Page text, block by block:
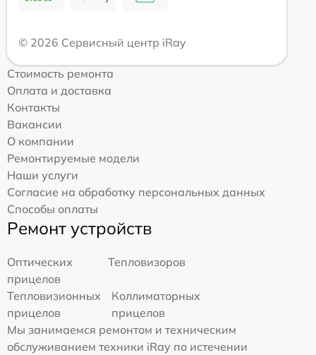
© 2026 Сервисный центр iRay
Стоимость ремонта
Оплата и доставка
Контакты
Вакансии
О компании
Ремонтируемые модели
Наши услуги
Согласие на обработку персональных данных
Способы оплаты
Ремонт устройств
Оптических
прицелов
Тепловизоров
Тепловизионных
прицелов
Коллиматорных
прицелов
Мы занимаемся ремонтом и техническим
обслуживанием техники iRay по истечении